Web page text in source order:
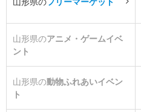
山形県のアニメ・ゲームイベ
ント
山形県の動物ふれあいイベン
ト